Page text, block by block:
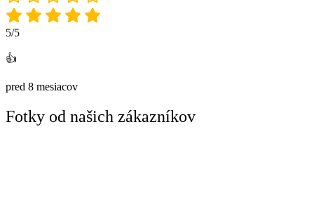
5/5
👍
pred 8 mesiacov
Fotky od našich zákazníkov